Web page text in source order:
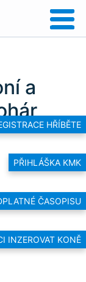
HŘÍBĚTE
PŘIHLÁŠKA KMK
ČASOPISU
INZEROVAT KONĚ
a